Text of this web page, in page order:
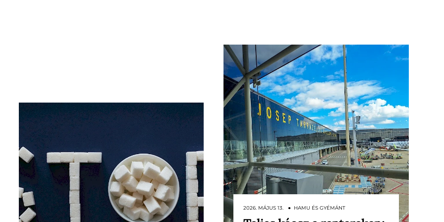
2026. MÁJUS 13. ● HAMU ÉS GYÉMÁNT